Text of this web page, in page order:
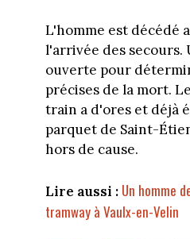
L'homme est décédé
l'arrivée des secours.
ouverte pour
précises de la mort.
train a d'ores et déjà
parquet de Saint-
hors de cause.
Lire aussi : Un homme
tramway à Vaulx-en-Velin